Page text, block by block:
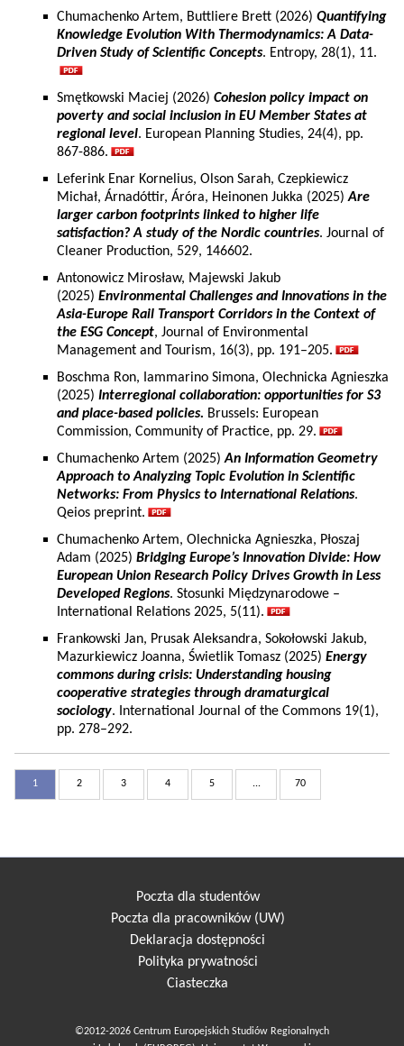
Chumachenko Artem, Buttliere Brett (2026) Quantifying
Knowledge Evolution With Thermodynamics: A Data-
Driven Study of Scientific Concepts. Entropy, 28(1), 11.
Smętkowski Maciej (2026) Cohesion policy impact on
poverty and social inclusion in EU Member States at
regional level. European Planning Studies, 24(4), pp.
867-886.
Leferink Enar Kornelius, Olson Sarah, Czepkiewicz
Michał, Árnadóttir, Áróra, Heinonen Jukka (2025)Are
larger carbon footprints linked to higher life
satisfaction? A study of the Nordic countries. Journal of
Cleaner Production, 529, 146602.
Antonowicz Mirosław, Majewski Jakub
(2025) Environmental Challenges and Innovations in the
Asia-Europe Rail Transport Corridors in the Context of
the ESG Concept, Journal of Environmental
Management and Tourism, 16(3), pp. 191–205.
Boschma Ron, Iammarino Simona, Olechnicka Agnieszka
(2025) Interregional collaboration: opportunities for S3
and place-based policies. Brussels: European
Commission, Community of Practice, pp. 29.
Chumachenko Artem (2025)An Information Geometry
Approach to Analyzing Topic Evolution in Scientific
Networks: From Physics to International Relations.
Qeios preprint.
Chumachenko Artem, Olechnicka Agnieszka, Płoszaj
Adam (2025) Bridging Europe’s Innovation Divide: How
European Union Research Policy Drives Growth in Less
Developed Regions. Stosunki Międzynarodowe –
International Relations 2025, 5(11).
Frankowski Jan, Prusak Aleksandra, Sokołowski Jakub,
Mazurkiewicz Joanna, Świetlik Tomasz (2025) Energy
commons during crisis: Understanding housing
cooperative strategies through dramaturgical
sociology. International Journal of the Commons 19(1),
pp. 278–292.
1 2 3 4 5 ... 70
Poczta dla studentów
Poczta dla pracowników (UW)
Deklaracja dostępności
Polityka prywatności
Ciasteczka
©2012-2026 Centrum Europejskich Studiów Regionalnych